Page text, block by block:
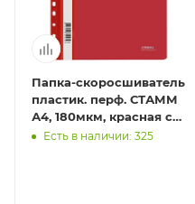
Папка-скоросшиватель
пластик. перф. СТАММ
А4, 180мкм, красная с
прозр. верхом
Есть в наличии: 325